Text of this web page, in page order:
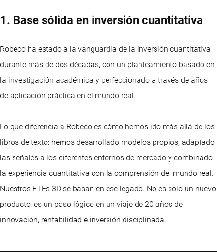
1. Base sólida en inversión cuantitativa
Robeco ha estado a la vanguardia de la inversión cuantitativa
durante más de dos décadas, con un planteamiento basado en
la investigación académica y perfeccionado a través de años
de aplicación práctica en el mundo real.
Lo que diferencia a Robeco es cómo hemos ido más allá de los
libros de texto: hemos desarrollado modelos propios, adaptado
las señales a los diferentes entornos de mercado y combinado
la experiencia cuantitativa con la comprensión del mundo real.
Nuestros ETFs 3D se basan en ese legado. No es solo un nuevo
producto, es un paso lógico en un viaje de 20 años de
innovación, rentabilidad e inversión disciplinada.